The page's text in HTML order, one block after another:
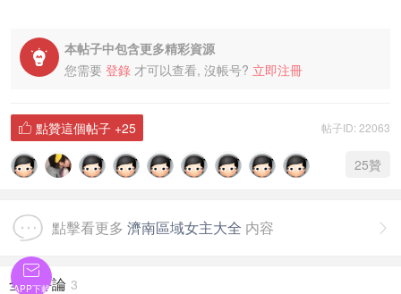

本帖子中包含更多精彩資源
您需要 登錄 才可以查看, 沒帳号? 立即注冊
帖子ID: 22063
 點贊這個帖子 +25
25贊

點擊看更多 濟南區域女主大全 内容
全部評論 3

APP下載